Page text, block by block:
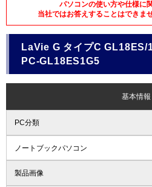
パソコンの使い方や仕様に
当社ではお答えすることはできま
LaVie G タイプC
PC-GL18ES1G5
基本情報
PC分類
ノートブックパソコン
製品画像